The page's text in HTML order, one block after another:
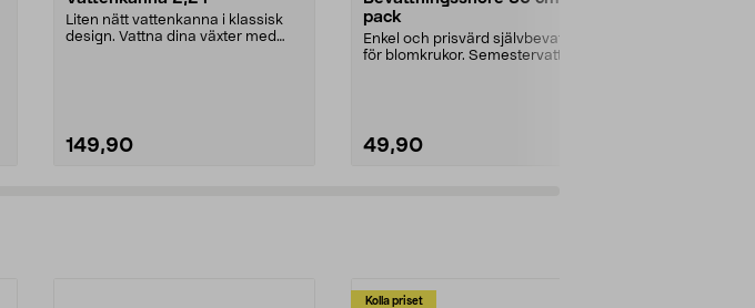
Liten nätt vattenkanna i klassisk
design. Vattna dina växter med
149,90
pack
Enkel och prisvärd självbevattning
för blomkrukor. Semestervattnare
49,90
Kolla priset